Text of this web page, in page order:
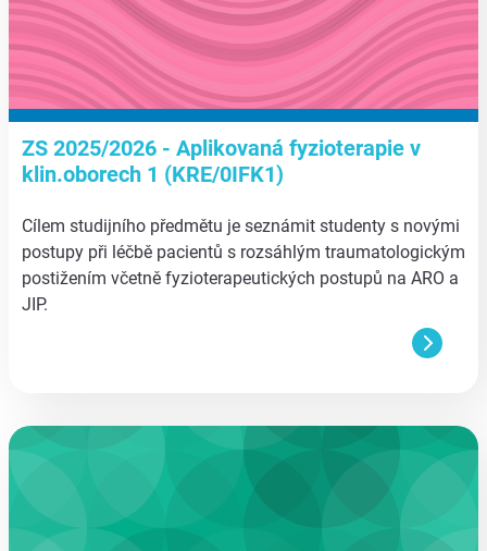
ZS 2025/2026 - Aplikovaná fyzioterapie v
klin.oborech 1 (KRE/0IFK1)
Cílem studijního předmětu je seznámit studenty s novými
postupy při léčbě pacientů s rozsáhlým traumatologickým
postižením včetně fyzioterapeutických postupů na ARO a
JIP.
aa